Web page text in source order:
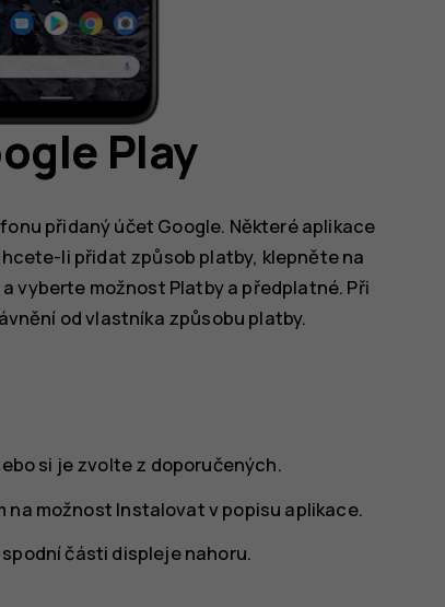
Play
přidaný účet Google. Některé aplikace
li přidat způsob platby, klepněte na
vyberte možnost Platby a předplatné. Při
od vlastníka způsobu platby.
si je zvolte z doporučených.
na možnost Instalovatv popisu aplikace.
části displeje nahoru.